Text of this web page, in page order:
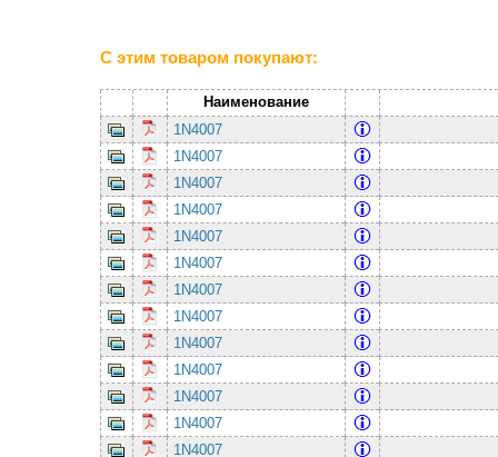
С этим товаром покупают:
Наименование
1N4007
1N4007
1N4007
1N4007
1N4007
1N4007
1N4007
1N4007
1N4007
1N4007
1N4007
1N4007
1N4007